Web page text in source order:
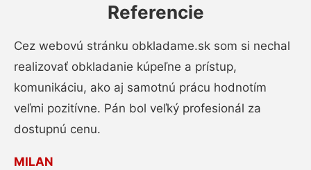
Referencie
Cez webovú stránku obkladame.sk som si nechal
realizovať obkladanie kúpeľne a prístup,
komunikáciu, ako aj samotnú prácu hodnotím
veľmi pozitívne. Pán bol veľký profesionál za
dostupnú cenu.
MILAN